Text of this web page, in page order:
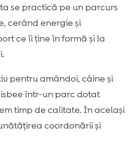
se practică pe un parcurs
cerând energie și
ce îi ține în formă și la
pentru amândoi, câine și
într-un parc dotat
timp de calitate. În același
coordonării și